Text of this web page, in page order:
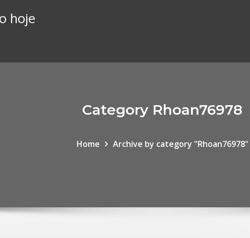
hoje
Category Rhoan76978
Home Archive by category "Rhoan76978"